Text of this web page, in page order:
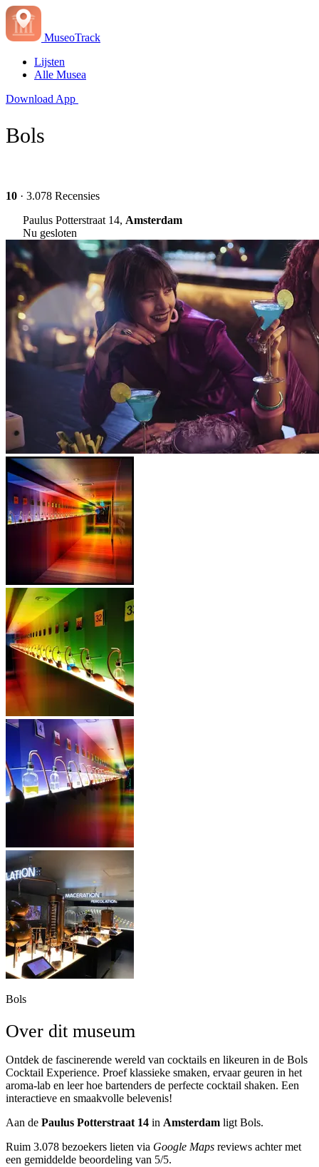
MuseoTrack
Lijsten
Alle Musea
Download App
Bols
10 · 3.078 Recensies
Paulus Potterstraat 14, Amsterdam
Nu gesloten
Bols
Over dit museum
Ontdek de fascinerende wereld van cocktails en likeuren in de Bols
Cocktail Experience. Proef klassieke smaken, ervaar geuren in het
aroma-lab en leer hoe bartenders de perfecte cocktail shaken. Een
interactieve en smaakvolle belevenis!
Aan de Paulus Potterstraat 14 in Amsterdam ligt Bols.
Ruim 3.078 bezoekers lieten via Google Maps reviews achter met
een gemiddelde beoordeling van 5/5.